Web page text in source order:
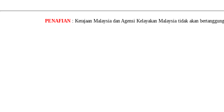
PENAFIAN : Kerajaan Malaysia dan Agensi Kelayakan Malaysia tidak akan